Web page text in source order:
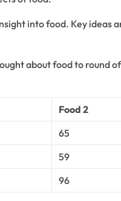
into food. Key ideas
about food to round
Food 2
65
59
96